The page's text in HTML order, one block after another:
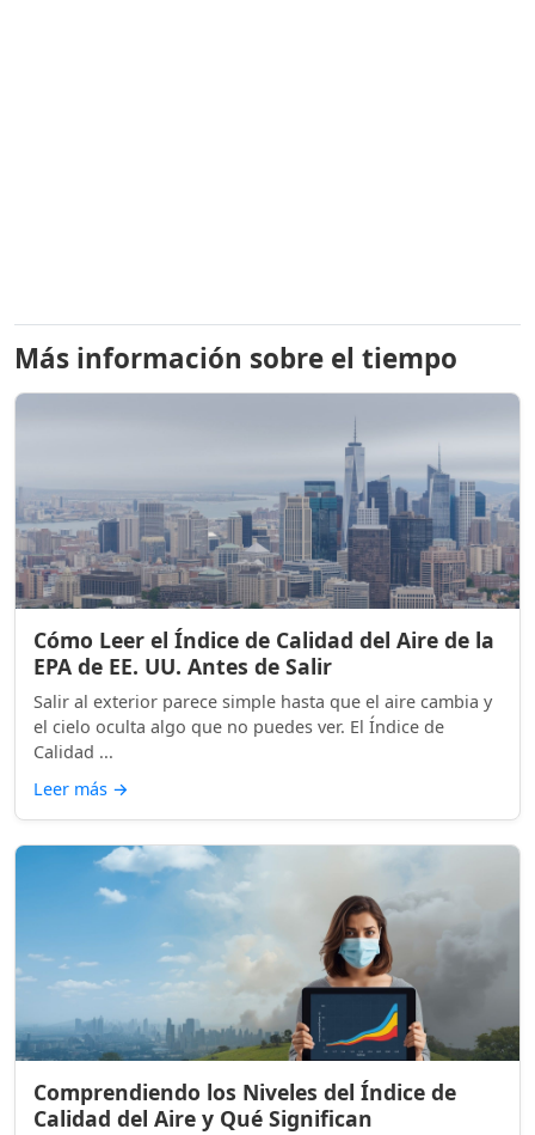
Más información sobre el tiempo
Cómo Leer el Índice de Calidad del Aire de la
EPA de EE. UU. Antes de Salir
Salir al exterior parece simple hasta que el aire cambia y
el cielo oculta algo que no puedes ver. El Índice de
Calidad ...
Leer más →
Comprendiendo los Niveles del Índice de
Calidad del Aire y Qué Significan